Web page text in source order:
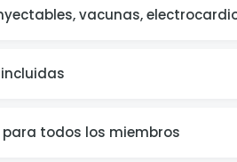
vacunas,
todos los miembros